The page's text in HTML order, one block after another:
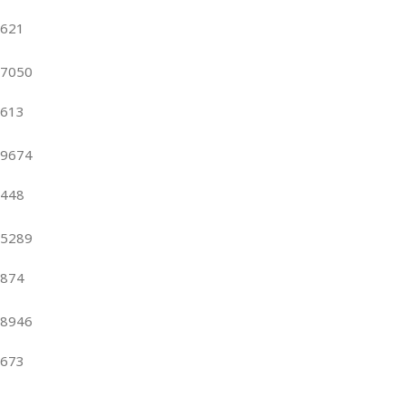
621
7050
613
9674
448
5289
874
8946
673